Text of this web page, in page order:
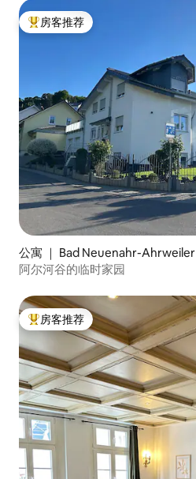
热门「房客推荐」
房客推荐
公寓 ｜ Bad Neuenahr-Ahrweiler
阿尔河谷的临时家园
热门「房客推荐」
房客推荐